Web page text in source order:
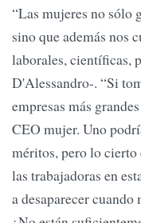
“Las mujeres no sólo
sino que además nos
laborales, científicas,
D'Alessandro-. “Si
empresas más
CEO mujer. Uno
méritos, pero lo cierto
las trabajadoras en
a desaparecer